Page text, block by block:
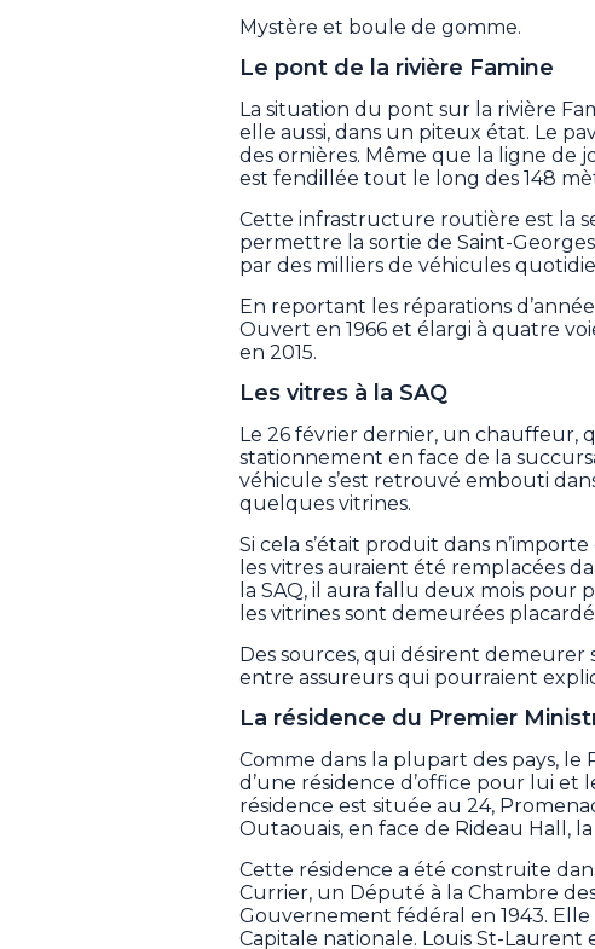
Mystère et boule de gomme.
Le pont de la rivière Famine
La situation du pont sur la rivière
elle aussi, dans un piteux état. Le
des ornières. Même que la ligne de
est fendillée tout le long des 148
Cette infrastructure routière est la
permettre la sortie de Saint-
par des milliers de véhicules
En reportant les réparations
Ouvert en 1966 et élargi à quatre
en 2015.
Les vitres à la SAQ
Le 26 février dernier, un chauffeur,
stationnement en face de la
véhicule s’est retrouvé embouti
quelques vitrines.
Si cela s’était produit dans
les vitres auraient été remplacées
la SAQ, il aura fallu deux mois pour
les vitrines sont demeurées
Des sources, qui désirent demeurer
entre assureurs qui pourraient
La résidence du Premier
Comme dans la plupart des pays,
d’une résidence d’office pour lui et
résidence est située au 24,
Outaouais, en face de Rideau Hall,
Cette résidence a été construite
Currier, un Député à la Chambre
Gouvernement fédéral en 1943.
Capitale nationale. Louis St-